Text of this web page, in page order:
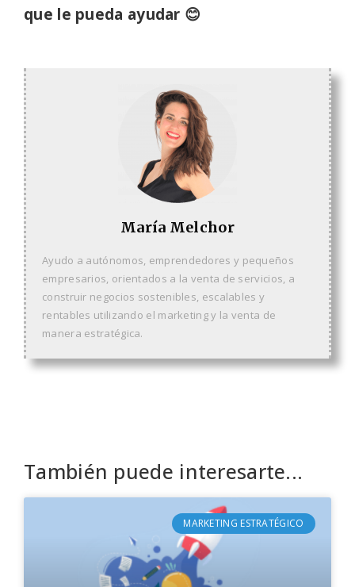
que le pueda ayudar 😊
María Melchor
Ayudo a autónomos, emprendedores y pequeños
empresarios, orientados a la venta de servicios, a
construir negocios sostenibles, escalables y
rentables utilizando el marketing y la venta de
manera estratégica.
También puede interesarte...
MARKETING ESTRATÉGICO